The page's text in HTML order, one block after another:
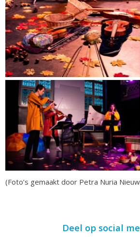
(Foto’s gemaakt door Petra Nuria
Deel op social